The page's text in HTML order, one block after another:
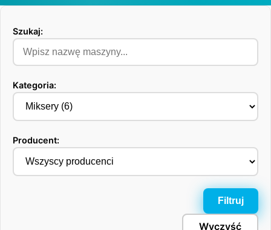
Szukaj:
Kategoria:
Producent:
Filtruj
Wyczyść